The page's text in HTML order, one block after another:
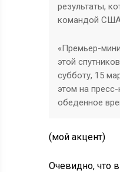
результаты,
командой
«Премьер-
этой
субботу, 15
этом на
обеденное
(мой акцент)
Очевидно, что